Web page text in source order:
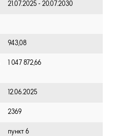
21.07.2025 - 20.07.2030
943,08
1 047 872,66
12.06.2025
2369
пункт 6